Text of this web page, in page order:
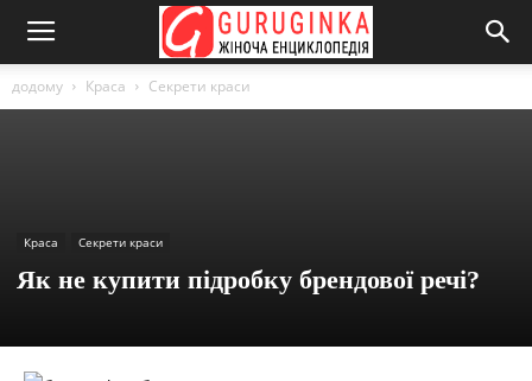
додому Краса Секрети краси
Краса Секрети краси
Як не купити підробку брендової речі?